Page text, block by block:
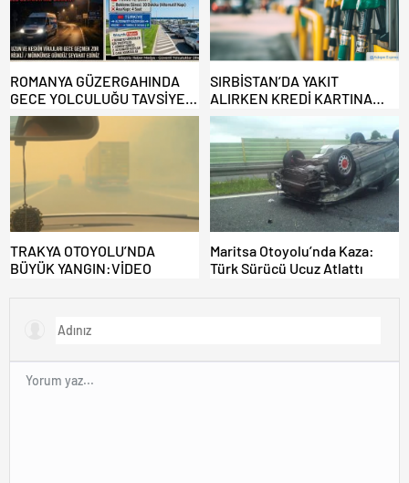
ROMANYA GÜZERGAHINDA
GECE YOLCULUĞU TAVSİYE
EDİLMİYOR: ALTERNATİF
KAPILAR ZAMAN
KAZANDIRIYOR!
SIRBİSTAN’DA YAKIT
ALIRKEN KREDİ KARTINA
DİKKAT: MAĞDUR OLMAYIN!
TRAKYA OTOYOLU’NDA
BÜYÜK YANGIN:VİDEO
Maritsa Otoyolu’nda Kaza:
Türk Sürücü Ucuz Atlattı